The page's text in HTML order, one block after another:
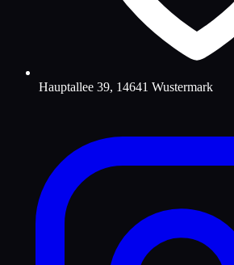
Hauptallee 39, 14641 Wustermark